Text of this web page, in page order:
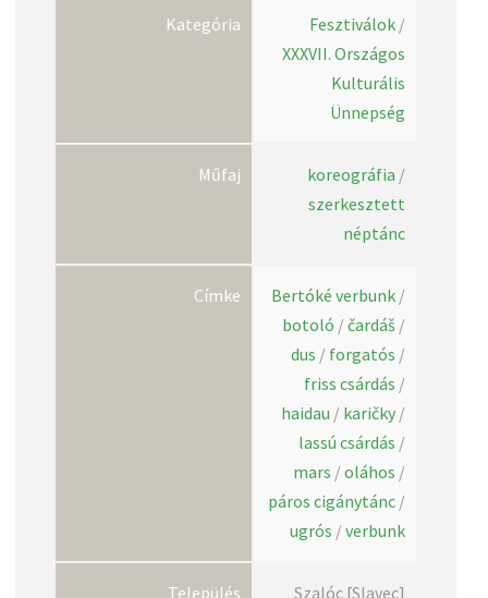
Kategória Fesztiválok /
XXXVII. Országos
Kulturális
Ünnepség
Műfaj koreográfia /
szerkesztett
néptánc
Címke Bertóké verbunk /
botoló /čardáš /
dus / forgatós /
friss csárdás /
haidau / karičky /
lassú csárdás /
mars /oláhos /
páros cigánytánc /
ugrós /verbunk
Település Szalóc [Slavec]